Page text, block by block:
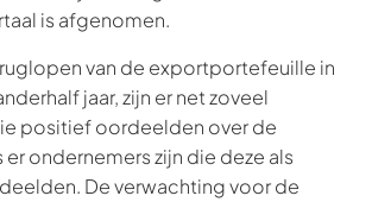
is afgenomen.
van de exportportefeuille in
jaar, zijn er net zoveel
positief oordeelden over de
ondernemers zijn die deze als
De verwachting voor de